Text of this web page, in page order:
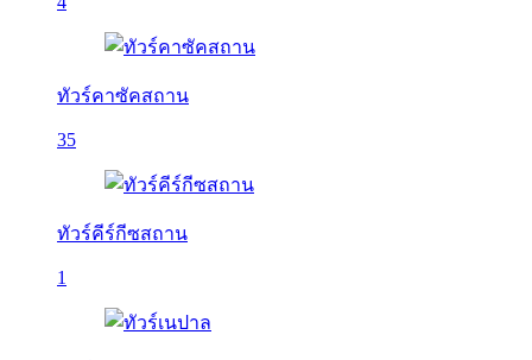
ทัวร์คาซัคสถาน
35
ทัวร์คีร์กีซสถาน
1